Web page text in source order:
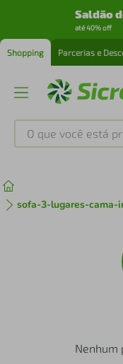
Saldão
até 40% off
Shopping Parcerias e
O que você está
sofa-3-lugares-cama-
Nenhum
º
iphone